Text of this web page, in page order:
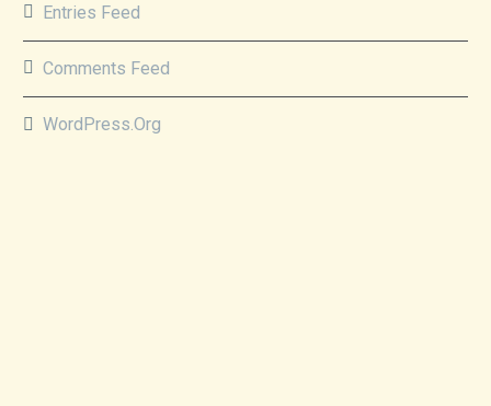
Entries Feed
Comments Feed
WordPress.org